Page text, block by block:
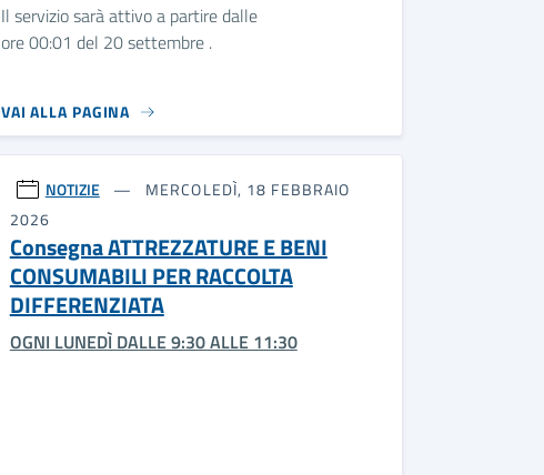
Il servizio sarà attivo a partire dalle
ore 00:01 del 20 settembre .
VAI ALLA PAGINA
NOTIZIE
MERCOLEDÌ, 18 FEBBRAIO
2026
Consegna ATTREZZATURE E BENI
CONSUMABILI PER RACCOLTA
DIFFERENZIATA
OGNI LUNEDÌ DALLE 9:30 ALLE 11:30